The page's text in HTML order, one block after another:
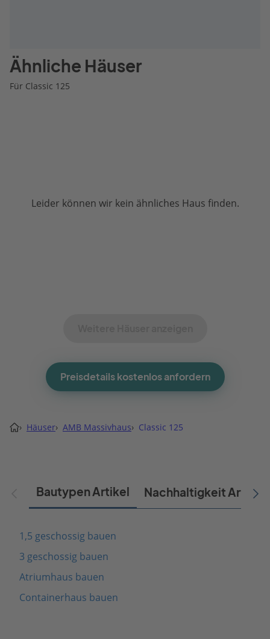
Ähnliche Häuser
Für Classic 125
Leider können wir kein ähnliches Haus finden.
Preisdetails kostenlos anfordern
› Häuser› AMB Massivhaus› Classic 125
Bautypen Artikel Nachhaltigkeit Artikel
1,5 geschossig bauen
3 geschossig bauen
Atriumhaus bauen
Containerhaus bauen